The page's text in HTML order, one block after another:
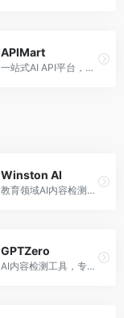
APIMart
一站式AI API平台，整合多种AI服务。面向开发者，提供模型API、图像处理、语音识别等服务，API种类丰富。
Winston AI
教育领域AI内容检测平台，专注于学术诚信。面向教育机构，提供AI内容检测、抄袭检测、报告生成等服务，教育适配性强。
GPTZero
AI内容检测工具，专注于AI生成文本识别。面向教育工作者和出版商，提供文本检测、批量分析、API接口等服务，检测准确率高。